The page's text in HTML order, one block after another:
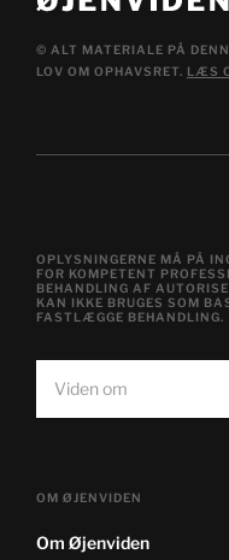
© ALT MATERIALE PÅ
LOV OM OPHAVSRET. LÆS
Viden om
OPLYSNINGERNE MÅ PÅ
FOR KOMPETENT
BEHANDLING AF
KAN IKKE BRUGES SOM
FASTLÆGGE BEHANDLING.
OM ØJENVIDEN
Om Øjenviden